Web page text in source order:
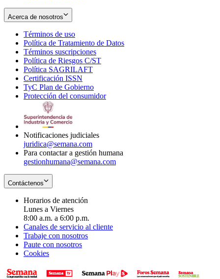
Acerca de nosotros
Términos de uso
in
new
window
Política de Tratamiento de Datos
Términos suscripciones
in
Política de Riesgos C/ST
Política SAGRILAFT
new
window
Certificación ISSN
in
new
TyC Plan de Gobierno
in
Protección del consumidorOpens
Notificaciones judiciales
juridica@semana.com
Para contactar a gestión humana
gestionhumana@semana.com
Contáctenos
Horarios de atención
Lunes a Viernes
8:00 a.m. a 6:00 p.m.
Canales de servicio al cliente
Trabaje con nosotros
Paute con nosotros
Cookies